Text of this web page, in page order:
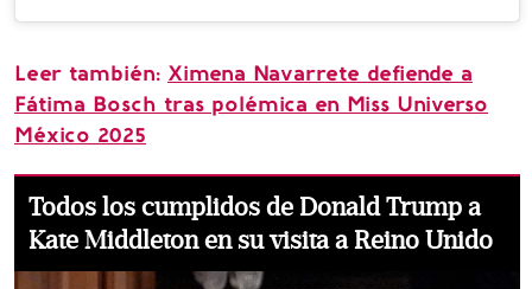
Leer también: Ximena Navarrete defiende a
Fátima Bosch tras polémica en Miss Universo
México 2025
Todos los cumplidos de Donald Trump a
Kate Middleton en su visita a Reino Unido